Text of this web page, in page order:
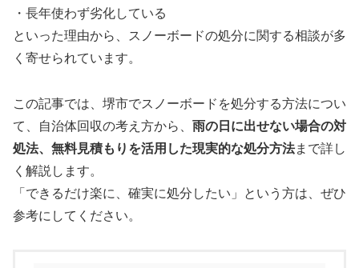
・長年使わず劣化している
といった理由から、スノーボードの処分に関する相談が多
く寄せられています。
この記事では、堺市でスノーボードを処分する方法につい
て、自治体回収の考え方から、 雨の日に出せない場合の対
処法、無料見積もりを活用した現実的な処分方法まで詳し
く解説します。
「できるだけ楽に、確実に処分したい」という方は、ぜひ
参考にしてください。